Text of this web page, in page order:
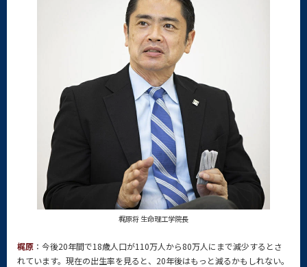
梶原将 生命理工学院長
梶原 ：今後20年間で18歳人口が110万人から80万人にまで減少するとさ
れています。現在の出生率を見ると、20年後はもっと減るかもしれない。